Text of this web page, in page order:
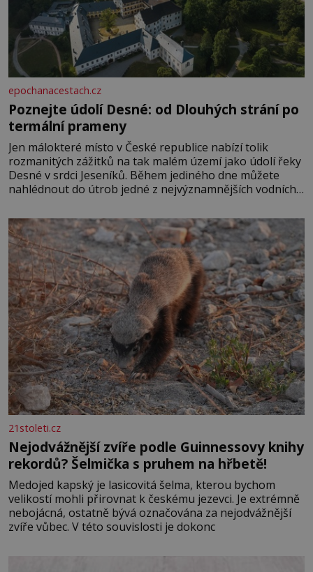
epochanacestach.cz
Poznejte údolí Desné: od Dlouhých strání po
termální prameny
Jen málokteré místo v České republice nabízí tolik
rozmanitých zážitků na tak malém území jako údolí řeky
Desné v srdci Jeseníků. Během jediného dne můžete
nahlédnout do útrob jedné z nejvýznamnějších vodních
se na koloběžce a den zakončit poznáváním památek ve
Velkých Losinách nebo v termálním
21stoleti.cz
Nejodvážnější zvíře podle Guinnessovy knihy
rekordů? Šelmička s pruhem na hřbetě!
Medojed kapský je lasicovitá šelma, kterou bychom
velikostí mohli přirovnat k českému jezevci. Je extrémně
nebojácná, ostatně bývá označována za nejodvážnější
zvíře vůbec. V této souvislosti je dokonc